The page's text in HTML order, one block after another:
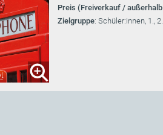
Preis (Freiverkauf /
Zielgruppe: Schüler:innen, 1.,